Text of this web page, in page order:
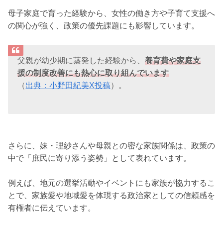
母子家庭で育った経験から、女性の働き方や子育て支援へ
の関心が強く、政策の優先課題にも影響しています。
父親が幼少期に蒸発した経験から、養育費や家庭支
援の制度改善にも熱心に取り組んでいます
（出典：小野田紀美X投稿）。
さらに、妹・理紗さんや母親との密な家族関係は、政策の
中で「庶民に寄り添う姿勢」として表れています。
例えば、地元の選挙活動やイベントにも家族が協力するこ
とで、家族愛や地域愛を体現する政治家としての信頼感を
有権者に伝えています。